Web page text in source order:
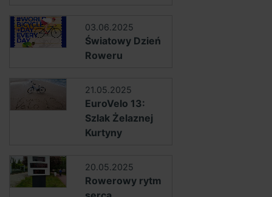
03.06.2025
Światowy Dzień
Roweru
21.05.2025
EuroVelo 13:
Szlak Żelaznej
Kurtyny
20.05.2025
Rowerowy rytm